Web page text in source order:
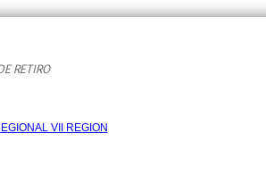
RETIRO
VII REGION